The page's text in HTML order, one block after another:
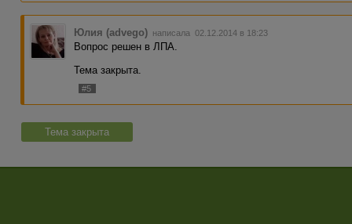
Юлия (advego) написала 02.12.2014 в 18:23
Вопрос решен в ЛПА.
Тема закрыта.
#5
Тема закрыта